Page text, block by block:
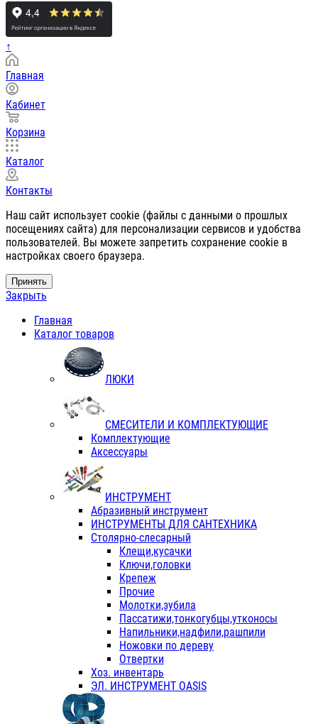
↑
Главная
Кабинет
Корзина
Каталог
Контакты
Наш сайт использует cookie (файлы с данными о прошлых
посещениях сайта) для персонализации сервисов и удобства
пользователей. Вы можете запретить сохранение cookie в
настройках своего браузера.
Принять
Закрыть
Главная
Каталог товаров
ЛЮКИ
СМЕСИТЕЛИ И КОМПЛЕКТУЮЩИЕ
Комплектующие
Аксессуары
ИНСТРУМЕНТ
Абразивный инструмент
ИНСТРУМЕНТЫ ДЛЯ САНТЕХНИКА
Столярно-слесарный
Клещи,кусачки
Ключи,головки
Крепеж
Прочие
Молотки,зубила
Пассатижи,тонкогубцы,утконосы
Напильники,надфили,рашпили
Ножовки по дереву
Отвертки
Хоз. инвентарь
ЭЛ. ИНСТРУМЕНТ OASIS